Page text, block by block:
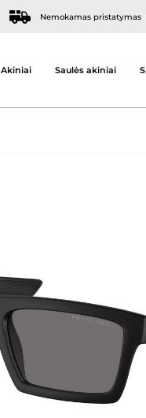
Nemokamas pristatymas
Akiniai Saulės akiniai